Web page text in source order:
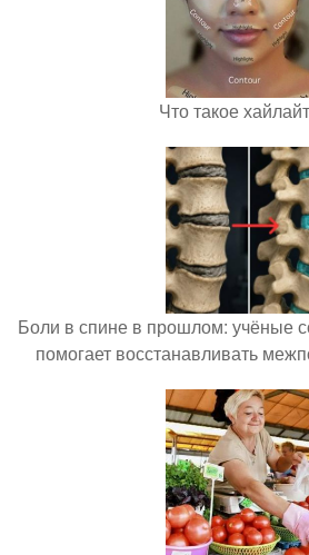
Что такое
Боли в спине в прошлом: учёные
помогает восстанавливать